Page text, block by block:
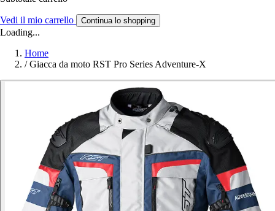
Vedi il mio carrello Continua lo shopping
Loading...
Home
/ Giacca da moto RST Pro Series Adventure-X